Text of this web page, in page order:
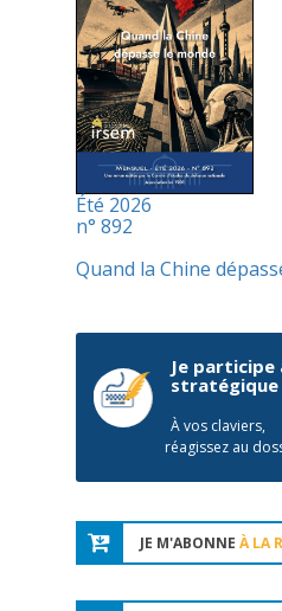
Été 2026
n° 892
Quand la Chine
Je participe
stratégique
À vos claviers,
réagissez au
JE M'ABONNE À LA